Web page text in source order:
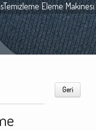
Eleme Makinesi
Geri